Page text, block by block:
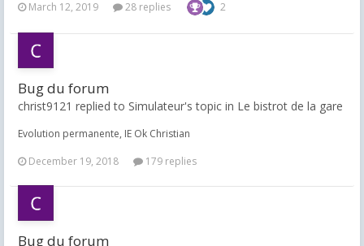
March 12, 2019 28 replies 2
Bug du forum
christ9121 replied to Simulateur's topic in Le bistrot de la gare
Evolution permanente, IE Ok Christian
December 19, 2018
179 replies
Bug du forum